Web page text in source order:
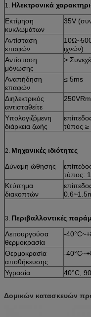
1. Ηλεκτρονικά
Εκτίμηση
κυκλωμάτων
35V
Αντίσταση
επαφών
ιχνών)
Αντίσταση
μόνωσης
>
Αναπήδηση
επαφών
≤ 5ms
Διηλεκτρικός
αντισταθείτε
Υπολογιζόμενη
διάρκεια ζωής
τύπος ≥
2. Μηχανικές ιδιότητες
Δύναμη ώθησης
τύπος:
Κτύπημα
διακοπτών
3. Περιβαλλοντικές
Λειτουργούσα
θερμοκρασία
-
Θερμοκρασία
αποθήκευσης
-
Υγρασία 40°C,
Δομικών κατασκευών